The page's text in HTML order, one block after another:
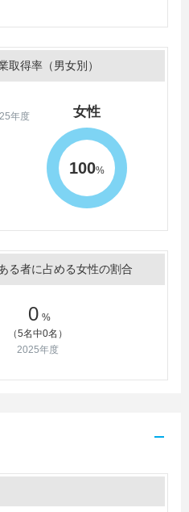
取得率（男女別）
年度 女性
100%
る者に占める女性の割合
0 %
（5名中0名）
2025年度